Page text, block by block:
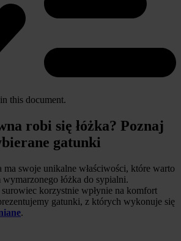
this document.
robi się łóżka? Poznaj
gatunki
swoje unikalne właściwości, które warto
łóżka do sypialni.
korzystnie wpłynie na komfort
gatunki, z których wykonuje się
.